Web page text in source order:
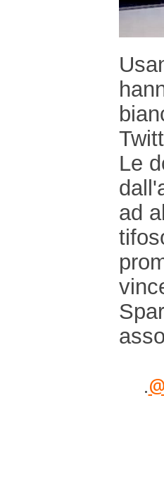
Le
ad
.